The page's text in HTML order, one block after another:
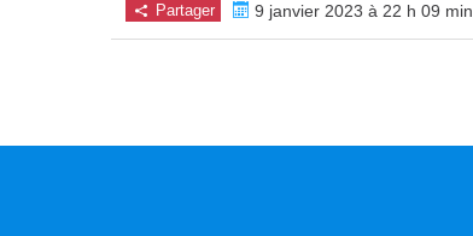
Partager 9 janvier 2023 à 22 h 09 min